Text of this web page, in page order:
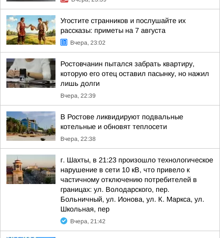
Угостите странников и послушайте их
рассказы: приметы на 7 августа
Вчера, 23:02
Ростовчанин пытался забрать квартиру,
которую его отец оставил пасынку, но нажил
лишь долги
Вчера, 22:39
В Ростове ликвидируют подвальные
котельные и обновят теплосети
Вчера, 22:38
г. Шахты, в 21:23 произошло технологическое
нарушение в сети 10 кВ, что привело к
частичному отключению потребителей в
границах: ул. Володарского, пер.
Больничный, ул. Ионова, ул. К. Маркса, ул.
Школьная, пер
Вчера, 21:42